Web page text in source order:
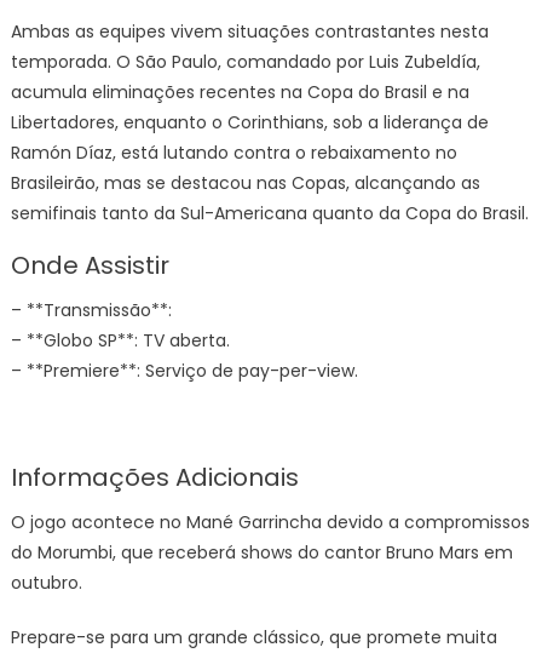
Ambas as equipes vivem situações contrastantes nesta
temporada. O São Paulo, comandado por Luis Zubeldía,
acumula eliminações recentes na Copa do Brasil e na
Libertadores, enquanto o Corinthians, sob a liderança de
Ramón Díaz, está lutando contra o rebaixamento no
Brasileirão, mas se destacou nas Copas, alcançando as
semifinais tanto da Sul-Americana quanto da Copa do Brasil.
Onde Assistir
– **Transmissão**:
– **Globo SP**: TV aberta.
– **Premiere**: Serviço de pay-per-view.
Informações Adicionais
O jogo acontece no Mané Garrincha devido a compromissos
do Morumbi, que receberá shows do cantor Bruno Mars em
outubro.
Prepare-se para um grande clássico, que promete muita